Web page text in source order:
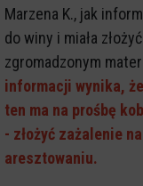
Marzena K., jak
do winy i miała
zgromadzonym
informacji wynika,
ten ma na prośbę
- złożyć zażalenie
aresztowaniu.